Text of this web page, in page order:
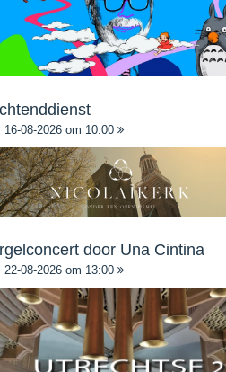
16-08-2026 om 10:00
door Una Cintina
22-08-2026 om 13:00